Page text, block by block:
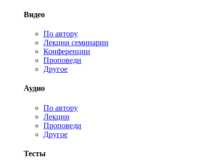
Видео
По автору
Лекции семинарии
Конференции
Проповеди
Другое
Аудио
По автору
Лекции
Проповеди
Другое
Тесты